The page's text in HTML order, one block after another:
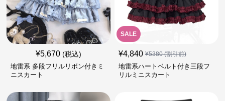
¥5,670 (税込)
地雷系 多段フリルリボン付きミ
ニスカート
SALE
¥4,840 ¥5380(割引前)
地雷系ハートベルト付き三段フ
リルミニスカート